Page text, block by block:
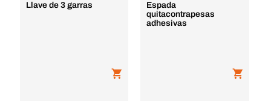
Llave de 3 garras
Espada
quitacontrapesas
adhesivas